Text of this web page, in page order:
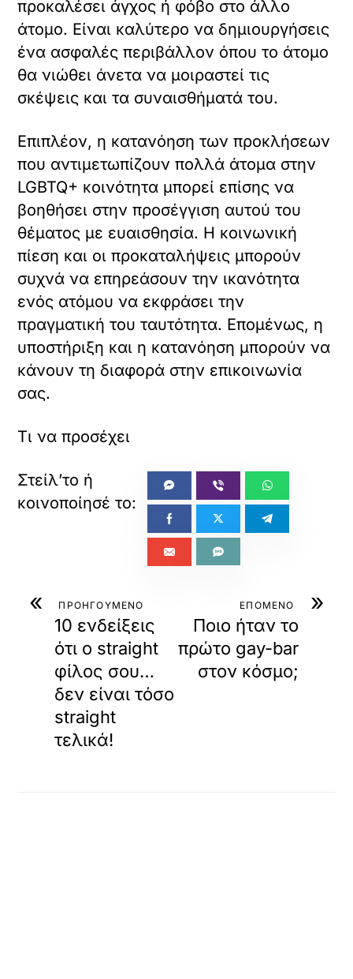
προκαλέσει άγχος ή φόβο στο άλλο
άτομο. Είναι καλύτερο να δημιουργήσεις
ένα ασφαλές περιβάλλον όπου το άτομο
θα νιώθει άνετα να μοιραστεί τις
σκέψεις και τα συναισθήματά του.
Επιπλέον, η κατανόηση των προκλήσεων
που αντιμετωπίζουν πολλά άτομα στην
LGBTQ+ κοινότητα μπορεί επίσης να
βοηθήσει στην προσέγγιση αυτού του
θέματος με ευαισθησία. Η κοινωνική
πίεση και οι προκαταλήψεις μπορούν
συχνά να επηρεάσουν την ικανότητα
ενός ατόμου να εκφράσει την
πραγματική του ταυτότητα. Επομένως, η
υποστήριξη και η κατανόηση μπορούν να
κάνουν τη διαφορά στην επικοινωνία
σας.
Τι να προσέχει
« ΠΡΟΗΓΟΥΜΕΝΟ
10 ενδείξεις
ότι ο straight
φίλος σου…
δεν είναι τόσο
straight
τελικά!
»
ΕΠΟΜΕΝΟ
Ποιο ήταν το
πρώτο gay-bar
στον κόσμο;